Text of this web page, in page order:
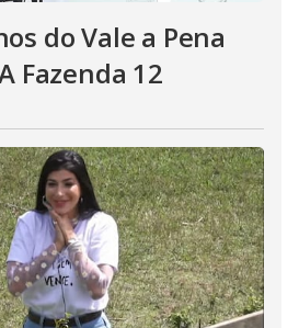
do Vale a Pena
Fazenda 12